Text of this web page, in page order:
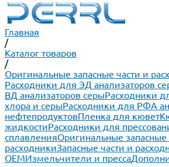
Главная
/
Каталог товаров
/
Оригинальные запасные части и
Расходники для ЭД анализаторов
ВД анализаторов серыРасходники
хлора и серыРасходники для РФА
нефтепродуктовПленка для кювет
жидкостиРасходники для
сплавленияОригинальные запасные
расходникиЗапасные части и
ОЕМИзмельчители и пресса